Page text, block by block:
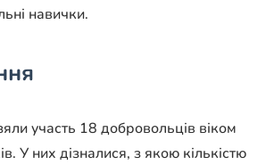
навички.
участь 18 добровольців віком
У них дізналися, з якою кількістю